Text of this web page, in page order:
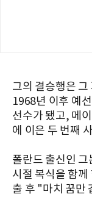
그의 결승행은 그
1968년 이후 예
선수가 됐고, 메
에 이은 두 번째
폴란드 출신인 그
시절 복식을 함께
출 후 "마치 꿈만